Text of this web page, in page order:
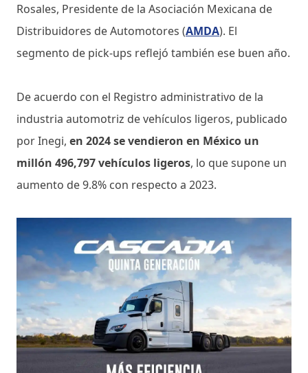
Rosales, Presidente de la Asociación Mexicana de
Distribuidores de Automotores (AMDA). El
segmento de pick-ups reflejó también ese buen año.
De acuerdo con el Registro administrativo de la
industria automotriz de vehículos ligeros, publicado
por Inegi, en 2024 se vendieron en México un
millón 496,797 vehículos ligeros, lo que supone un
aumento de 9.8% con respecto a 2023.